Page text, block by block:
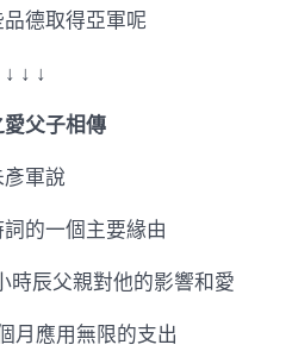
德取得亞軍呢
↓ ↓ ↓
父子相傳
軍說
的一個主要緣由
時辰父親對他的影響和愛
月應用無限的支出